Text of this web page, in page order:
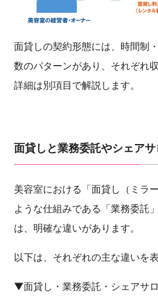
面貸しの契約形態には、時間制
数のパターンがあり、それぞれ
詳細は別項目で解説します。
面貸しと業務委託やシェア
美容室における「面貸し（ミラ
ような仕組みである「業務委託
は、明確な違いがあります。
以下は、それぞれの主な違いを
▼面貸し・業務委託・シェアサ